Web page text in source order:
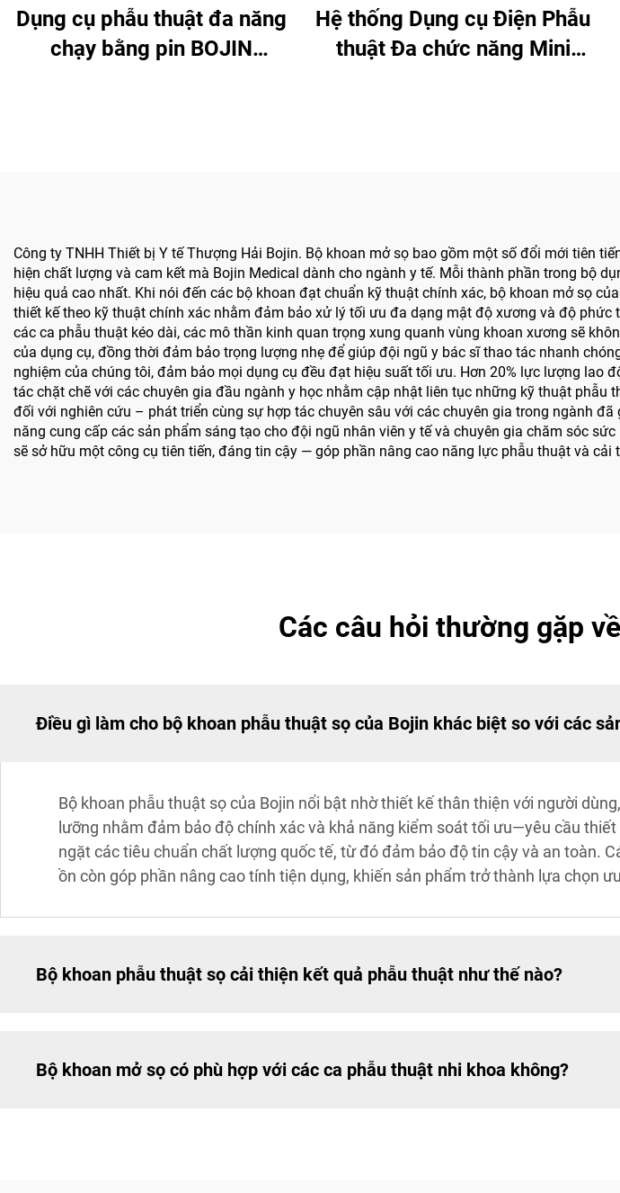
Dụng cụ phẫu thuật đa năng
chạy bằng pin BOJIN
Hệ thống Dụng cụ Điện Phẫu
thuật Đa chức năng Mini
Công ty TNHH Thiết bị Y tế Thượng Hải Bojin. Bộ khoan mở sọ bao gồm một số đổi mới tiên
hiện chất lượng và cam kết mà Bojin Medical dành cho ngành y tế. Mỗi thành phần trong bộ
hiệu quả cao nhất. Khi nói đến các bộ khoan đạt chuẩn kỹ thuật chính xác, bộ khoan mở sọ
thiết kế theo kỹ thuật chính xác nhằm đảm bảo xử lý tối ưu đa dạng mật độ xương và độ
các ca phẫu thuật kéo dài, các mô thần kinh quan trọng xung quanh vùng khoan xương sẽ
của dụng cụ, đồng thời đảm bảo trọng lượng nhẹ để giúp đội ngũ y bác sĩ thao tác nhanh
nghiệm của chúng tôi, đảm bảo mọi dụng cụ đều đạt hiệu suất tối ưu. Hơn 20% lực lượng lao
tác chặt chẽ với các chuyên gia đầu ngành y học nhằm cập nhật liên tục những kỹ thuật
đối với nghiên cứu – phát triển cùng sự hợp tác chuyên sâu với các chuyên gia trong ngành
năng cung cấp các sản phẩm sáng tạo cho đội ngũ nhân viên y tế và chuyên gia chăm sóc
sẽ sở hữu một công cụ tiên tiến, đáng tin cậy — góp phần nâng cao năng lực phẫu thuật và cải
Các câu hỏi thường gặp
Điều gì làm cho bộ khoan phẫu thuật sọ của Bojin khác biệt so với các
Bộ khoan phẫu thuật sọ của Bojin nổi bật nhờ thiết kế thân thiện với người
lưỡng nhằm đảm bảo độ chính xác và khả năng kiểm soát tối ưu—yêu cầu
ngặt các tiêu chuẩn chất lượng quốc tế, từ đó đảm bảo độ tin cậy và an toàn.
ồn còn góp phần nâng cao tính tiện dụng, khiến sản phẩm trở thành lựa chọn
Bộ khoan phẫu thuật sọ cải thiện kết quả phẫu thuật như thế nào?
Bộ khoan mở sọ có phù hợp với các ca phẫu thuật nhi khoa không?